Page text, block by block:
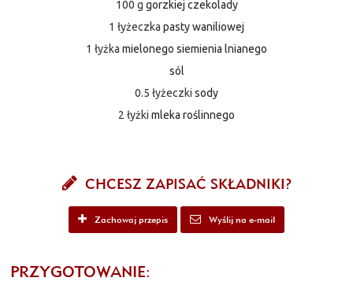
100 g gorzkiej czekolady
1 łyżeczka pasty waniliowej
1 łyżka mielonego siemienia lnianego
sól
0.5 łyżeczki sody
2 łyżki mleka roślinnego
CHCESZ ZAPISAĆ SKŁADNIKI?
Zachowaj przepis Wyślij na e-mail
PRZYGOTOWANIE: